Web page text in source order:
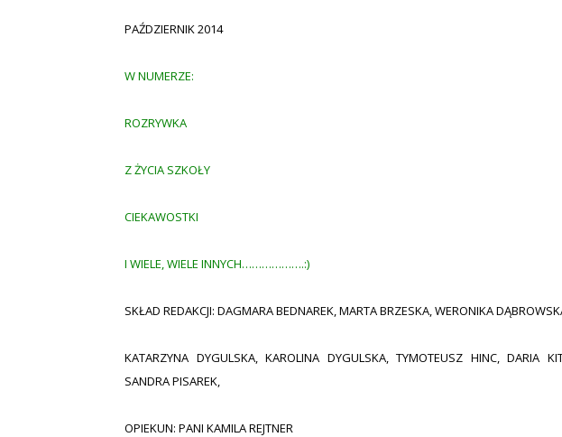
PAŹDZIERNIK 2014
W NUMERZE:
ROZRYWKA
Z ŻYCIA SZKOŁY
CIEKAWOSTKI
I WIELE, WIELE INNYCH……………….:)
SKŁAD REDAKCJI: DAGMARA BEDNAREK, MARTA BRZESKA, WERONIKA
KATARZYNA DYGULSKA, KAROLINA DYGULSKA, TYMOTEUSZ HINC, DARIA
SANDRA PISAREK,
OPIEKUN: PANI KAMILA REJTNER